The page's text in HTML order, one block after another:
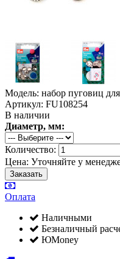
Модель: набор пуговиц
Артикул: FU108254
В наличии
Диаметр, мм:
Количество:
Цена: Уточняйте у
Оплата
Наличными
Безналичный
ЮMoney